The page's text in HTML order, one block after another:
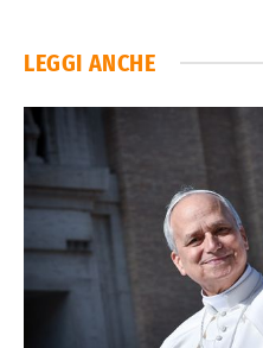
LEGGI ANCHE